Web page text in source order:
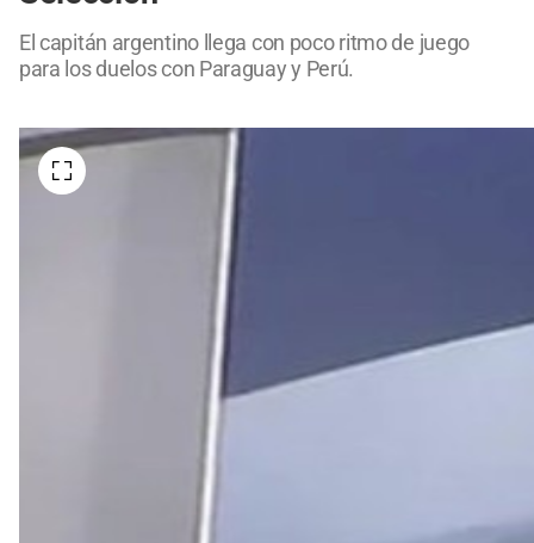
El capitán argentino llega con poco ritmo de juego
para los duelos con Paraguay y Perú.